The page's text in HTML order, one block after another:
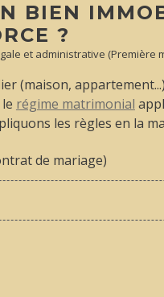
BIEN
?
et administrative (Première
(maison,
régime matrimonial
les règles en la
de mariage)